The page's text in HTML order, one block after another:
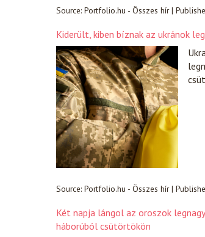
Source: Portfolio.hu - Összes hír|
Kiderült, kiben bíznak az ukránok
Source: Portfolio.hu - Összes hír|
Két napja lángol az oroszok
háborúból csütörtökön